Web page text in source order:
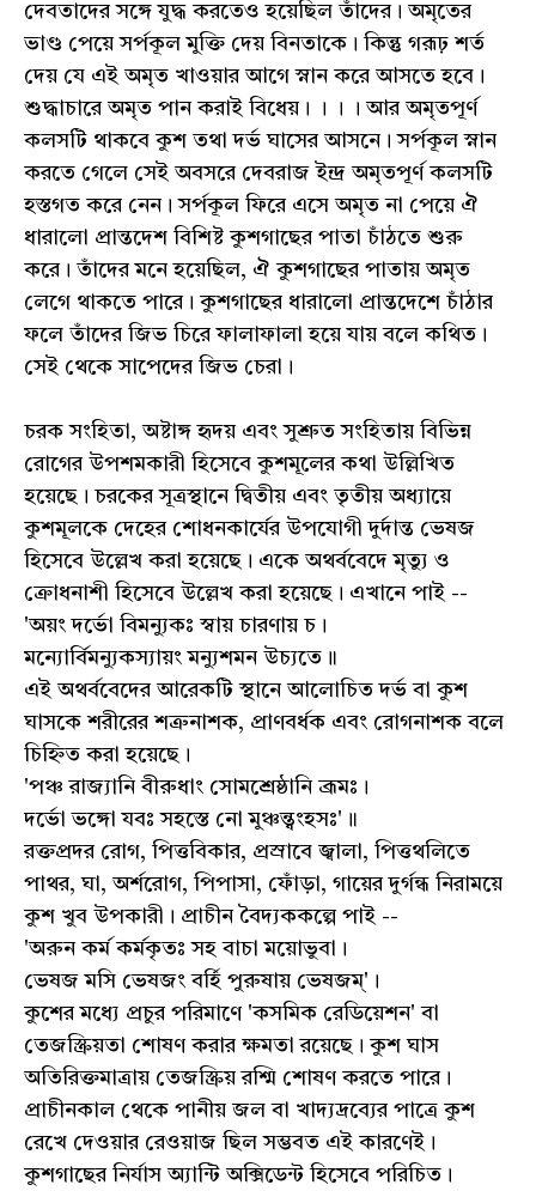
দেবতাদের সঙ্গে যুদ্ধ করতেও হয়েছিল তাঁদের। অমৃতের
ভাণ্ড পেয়ে সর্পকূল মুক্তি দেয় বিনতাকে। কিন্তু গরূঢ় শর্ত
দেয় যে এই অমৃত খাওয়ার আগে স্নান করে আসতে হবে।
শুদ্ধাচারে অমৃত পান করাই বিধেয়। । । । আর অমৃতপূর্ণ
কলসটি থাকবে কুশ তথা দর্ভ ঘাসের আসনে। সর্পকূল স্নান
করতে গেলে সেই অবসরে দেবরাজ ইন্দ্র অমৃতপূর্ণ কলসটি
হস্তগত করে নেন। সর্পকূল ফিরে এসে অমৃত না পেয়ে ঐ
ধারালো প্রান্তদেশ বিশিষ্ট কুশগাছের পাতা চাঁঠতে শুরু
করে। তাঁদের মনে হয়েছিল, ঐ কুশগাছের পাতায় অমৃত
লেগে থাকতে পারে। কুশগাছের ধারালো প্রান্তদেশে চাঁঠার
ফলে তাঁদের জিভ চিরে ফালাফালা হয়ে যায় বলে কথিত।
সেই থেকে সাপেদের জিভ চেরা।
চরক সংহিতা, অষ্টাঙ্গ হৃদয় এবং সুশ্রুত সংহিতায় বিভিন্ন
রোগের উপশমকারী হিসেবে কুশমূলের কথা উল্লিখিত
হয়েছে। চরকের সূত্রস্থানে দ্বিতীয় এবং তৃতীয় অধ্যায়ে
কুশমূলকে দেহের শোধনকার্যের উপযোগী দুর্দান্ত ভেষজ
হিসেবে উল্লেখ করা হয়েছে। একে অথর্ববেদে মৃত্যু ও
ক্রোধনাশী হিসেবে উল্লেখ করা হয়েছে। এখানে পাই --
'অয়ং দর্ভো বিমন্যুকঃ স্বায় চারণায় চ।
মন্যোর্বিমন্যুকস্যায়ং মন্যুশমন উচ্যতে॥
এই অথর্ববেদের আরেকটি স্থানে আলোচিত দর্ভ বা কুশ
ঘাসকে শরীরের শত্রুনাশক, প্রাণবর্ধক এবং রোগনাশক বলে
চিহ্নিত করা হয়েছে।
'পঞ্চ রাজ্যানি বীরুধাং সোমশ্রেষ্ঠানি ব্রূমঃ।
দর্ভো ভঙ্গো যবঃ সহস্তে নো মুঞ্চন্ত্বংহসঃ'॥
রক্তপ্রদর রোগ, পিত্তবিকার, প্রস্রাবে জ্বালা, পিত্তথলিতে
পাথর, ঘা, অর্শরোগ, পিপাসা, ফোঁড়া, গায়ের দুর্গন্ধ নিরাময়ে
কুশ খুব উপকারী। প্রাচীন বৈদ্যককল্পে পাই --
'অরুন কর্ম কর্মকৃতঃ সহ বাচা ময়োভুবা।
ভেষজ মসি ভেষজং বর্হি পুরুষায় ভেষজম্'।
কুশের মধ্যে প্রচুর পরিমাণে 'কসমিক রেডিয়েশন' বা
তেজস্ক্রিয়তা শোষণ করার ক্ষমতা রয়েছে। কুশ ঘাস
অতিরিক্তমাত্রায় তেজস্ক্রিয় রশ্মি শোষণ করতে পারে।
প্রাচীনকাল থেকে পানীয় জল বা খাদ্যদ্রব্যের পাত্রে কুশ
রেখে দেওয়ার রেওয়াজ ছিল সম্ভবত এই কারণেই।
কুশগাছের নির্যাস অ্যান্টি অক্সিডেন্ট হিসেবে পরিচিত।